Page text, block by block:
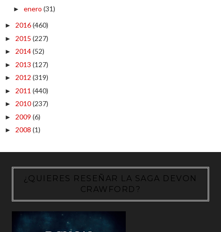
► enero (31)
► 2016(460)
► 2015 (227)
► 2014(52)
► 2013 (127)
► 2012 (319)
► 2011 (440)
► 2010(237)
► 2009 (6)
► 2008 (1)
¿QUIERES RESEÑAR LA SAGA DEVON
CRAWFORD?